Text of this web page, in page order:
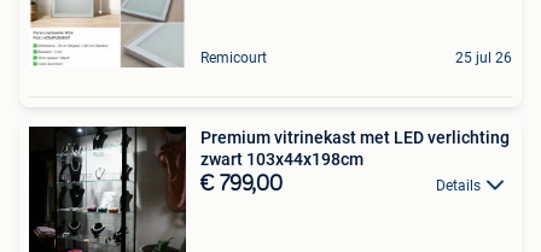
Remicourt 25 jul 26
Premium vitrinekast met LED verlichting
zwart 103x44x198cm
€ 799,00 Details